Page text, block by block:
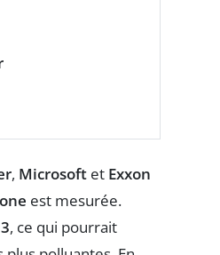
, Microsoft et Exxon
est mesurée.
, ce qui pourrait